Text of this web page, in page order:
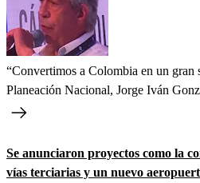
“Convertimos a Colombia en un gran
Planeación Nacional, Jorge Iván
Se anunciaron proyectos como la
vías terciarias y un nuevo